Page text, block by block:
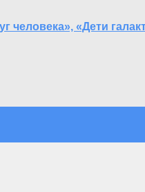
человека», «Дети